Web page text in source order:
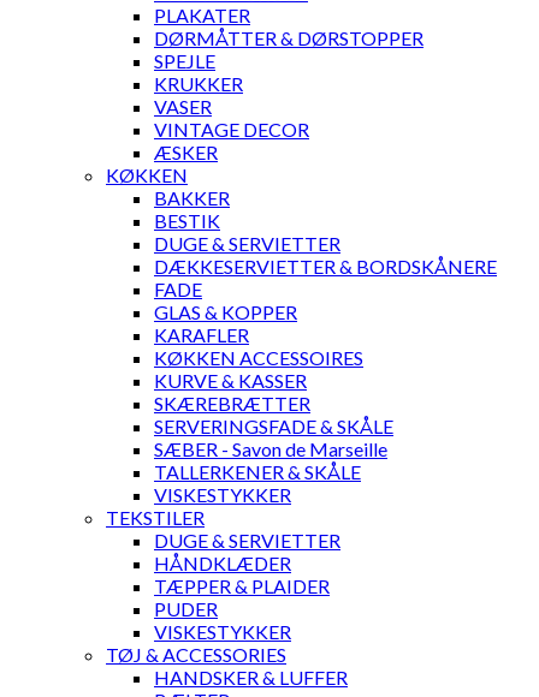
PLAKATER
DØRMÅTTER & DØRSTOPPER
SPEJLE
KRUKKER
VASER
VINTAGE DECOR
ÆSKER
KØKKEN
BAKKER
BESTIK
DUGE & SERVIETTER
DÆKKESERVIETTER & BORDSKÅNERE
FADE
GLAS & KOPPER
KARAFLER
KØKKEN ACCESSOIRES
KURVE & KASSER
SKÆREBRÆTTER
SERVERINGSFADE & SKÅLE
SÆBER - Savon de Marseille
TALLERKENER & SKÅLE
VISKESTYKKER
TEKSTILER
DUGE & SERVIETTER
HÅNDKLÆDER
TÆPPER & PLAIDER
PUDER
VISKESTYKKER
TØJ & ACCESSORIES
HANDSKER & LUFFER